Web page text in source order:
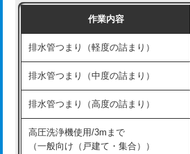
※給水管工事は20mmまでの価格です。
持込商品取付（単水栓）
持込商品取付（混合水栓）
持込商品取付（浄水器・分岐水栓）
給水管工事※（ホール加工)
給水管工事※（バンド止め)
給水管工事※（支持金具設置)
作業内容
排水管つまり（軽度の詰まり）
排水管つまり（中度の詰まり）
排水管つまり（高度の詰まり）
高圧洗浄機使用/3mまで
（一般向け（戸建て・集合））